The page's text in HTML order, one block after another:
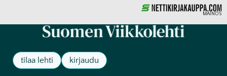
MAINOS
tilaa lehti kirjaudu